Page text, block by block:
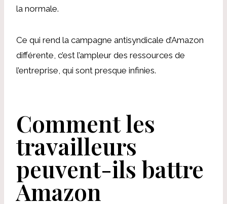
la normale.
Ce qui rend la campagne antisyndicale d’Amazon
différente, c’est l’ampleur des ressources de
l’entreprise, qui sont presque infinies.
Comment les
travailleurs
peuvent-ils battre
Amazon